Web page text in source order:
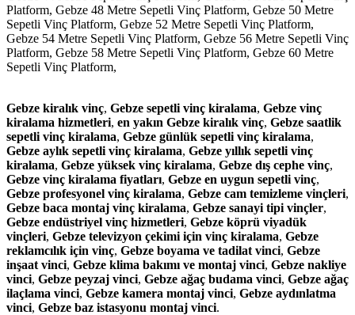
Platform, Gebze 48 Metre Sepetli Vinç Platform, Gebze 50 Metre
Sepetli Vinç Platform, Gebze 52 Metre Sepetli Vinç Platform,
Gebze 54 Metre Sepetli Vinç Platform, Gebze 56 Metre Sepetli Vinç
Platform, Gebze 58 Metre Sepetli Vinç Platform, Gebze 60 Metre
Sepetli Vinç Platform,
Gebze kiralık vinç, Gebze sepetli vinç kiralama, Gebze vinç
kiralama hizmetleri, en yakın Gebze kiralık vinç, Gebze saatlik
sepetli vinç kiralama, Gebze günlük sepetli vinç kiralama,
Gebze aylık sepetli vinç kiralama, Gebze yıllık sepetli vinç
kiralama, Gebze yüksek vinç kiralama, Gebze dış cephe vinç,
Gebze vinç kiralama fiyatları, Gebze en uygun sepetli vinç,
Gebze profesyonel vinç kiralama, Gebze cam temizleme vinçleri,
Gebze baca montaj vinç kiralama, Gebze sanayi tipi vinçler,
Gebze endüstriyel vinç hizmetleri, Gebze köprü viyadük
vinçleri, Gebze televizyon çekimi için vinç kiralama, Gebze
reklamcılık için vinç, Gebze boyama ve tadilat vinci, Gebze
inşaat vinci, Gebze klima bakımı ve montaj vinci, Gebze nakliye
vinci, Gebze peyzaj vinci, Gebze ağaç budama vinci, Gebze ağaç
ilaçlama vinci, Gebze kamera montaj vinci, Gebze aydınlatma
vinci, Gebze baz istasyonu montaj vinci.